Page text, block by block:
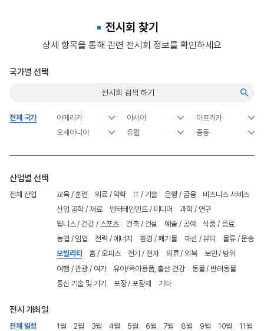
전시회 찾기
상세 항목을 통해 관련 전시회 정보를 확인하세요
국가별 선택
전체 국가
산업별 선택
전체 산업 교육 / 훈련 의료 / 약학 IT / 기술 은행 / 금융
비즈니스 서비스
산업 공학 / 재료
엔터테인먼트 / 미디어
과학 / 연구
웰니스 / 건강 / 스포츠
건축 / 건설 예술 / 공예
식품 / 음료
농업 / 임업
전력 / 에너지 환경 / 폐기물 패션 / 뷰티
물류 / 운송
모빌리티
홈 / 오피스 전기 / 전자 의류 / 의복
보안 / 방위
여행 / 관광 / 여가
유아/육아용품, 출산 건강
동물 / 반려동물
통신 기술 및 기기
포장 / 포장재 기타
전시 개최일
전체 일정 1월 2월 3월 4월 5월 6월 7월 8월 9월 10월
11월